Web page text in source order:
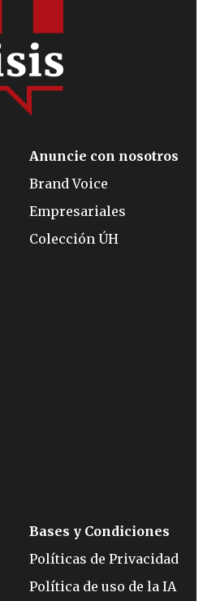
Anuncie con nosotros
Brand Voice
Empresariales
Colección ÚH
Bases y Condiciones
Políticas de Privacidad
Política de uso de la IA